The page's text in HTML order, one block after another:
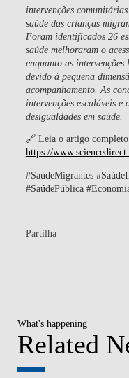
intervenções
saúde das crianças
Foram identificados 26
saúde melhoraram o
enquanto as
devido à pequena
acompanhamento. As
intervenções escaláveis
desigualdades em saúde.
🔗 Leia o artigo
https://
#SaúdeMigrantes
#SaúdePública
Partilha
What's happening
Related